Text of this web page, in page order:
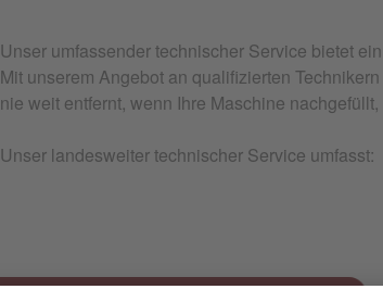
Unser umfassender technischer Service bietet
Mit unserem Angebot an qualifizierten
nie weit entfernt, wenn Ihre Maschine
Unser landesweiter technischer Service umfasst: